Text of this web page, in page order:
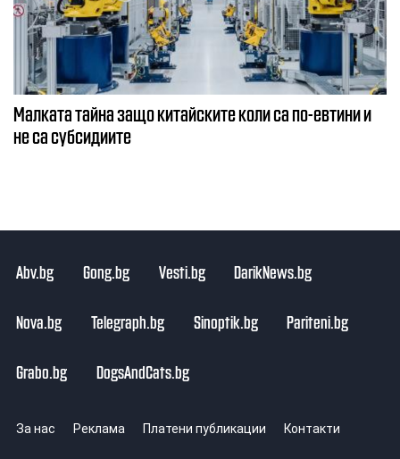
Малката тайна защо китайските коли са по-евтини и
не са субсидиите
Abv.bg Gong.bg Vesti.bg DarikNews.bg
Nova.bg Telegraph.bg Sinoptik.bg Pariteni.bg
Grabo.bg DogsAndCats.bg
За нас Реклама Платени публикации Контакти